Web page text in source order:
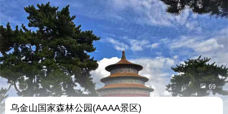
 69
乌金山国家森林公园(AAAA景区)
